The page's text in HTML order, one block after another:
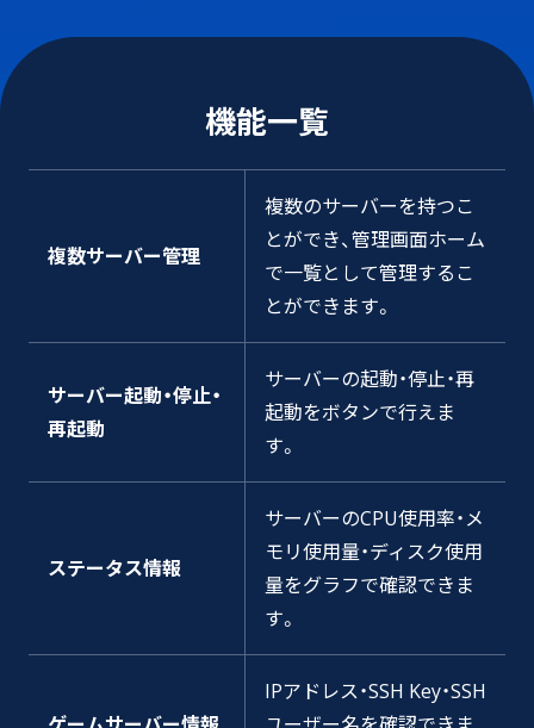
機能一覧
複数サーバー管理
複数のサーバーを持つこ
とができ、管理画面ホーム
で一覧として管理するこ
とができます。
サーバー起動・停止・
再起動
サーバーの起動・停止・再
起動をボタンで行えま
す。
ステータス情報
サーバーのCPU使用率・メ
モリ使用量・ディスク使用
量をグラフで確認できま
す。
IPアドレス・SSH Key・SSH